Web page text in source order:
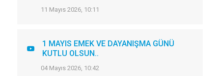
11 Mayıs 2026, 10:11
1 MAYIS EMEK VE DAYANIŞMA GÜNÜ
KUTLU OLSUN..
04 Mayıs 2026, 10:42